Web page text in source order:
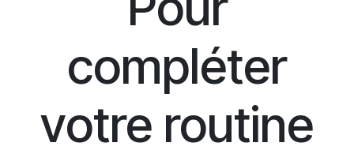
compléter
votre routine